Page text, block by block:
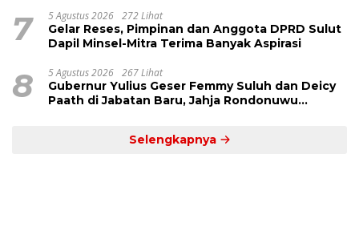
7 5 Agustus 2026 272 Lihat
Gelar Reses, Pimpinan dan Anggota DPRD Sulut
Dapil Minsel-Mitra Terima Banyak Aspirasi
8 5 Agustus 2026 267 Lihat
Gubernur Yulius Geser Femmy Suluh dan Deicy
Paath di Jabatan Baru, Jahja Rondonuwu
Selengkapnya